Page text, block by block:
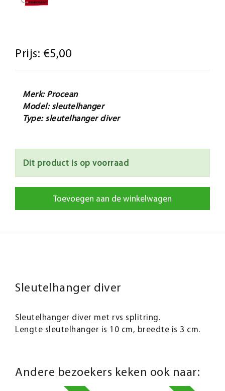
Prijs: €5,00
Merk: Procean
Model: sleutelhanger
Type: sleutelhanger diver
Dit product is op voorraad
Toevoegen aan de winkelwagen
Sleutelhanger diver
Sleutelhanger diver met rvs splitring.
Lengte sleutelhanger is 10 cm, breedte is 3 cm.
Andere bezoekers keken ook naar: